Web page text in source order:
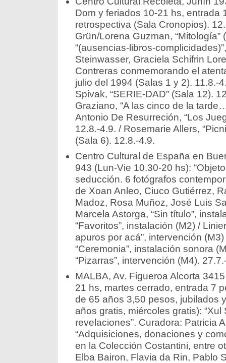
Dom y feriados 10-21 hs, entrada
retrospectiva (Sala Cronopios).
Grün/Lorena Guzman, “Mitología”
“(ausencias-libros-
Steinwasser, Graciela Schifrin
Contreras conmemorando el
julio del 1994 (Salas 1 y 2). 11.8.-
Spivak, “SERIE-DAD” (Sala 12).
Graziano, “A las cinco de la
Antonio De Resurreción, “Los
12.8.-4.9. / Rosemarie Allers,
(Sala 6). 12.8.-4.9.
Centro Cultural de España en
943 (Lun-Vie 10.30-20 hs):
seducción. 6 fotógrafos
de Xoan Anleo, Ciuco Gutiérrez,
Madoz, Rosa Muñoz, José Luis
Marcela Astorga, “Sin título”,
“Favoritos”, instalación (M2) /
apuros por acá”, intervención
“Ceremonia”, instalación sonora
“Pizarras”, intervención (M4).
MALBA, Av. Figueroa Alcorta
21 hs, martes cerrado, entrada 7
de 65 años 3,50 pesos, jubilados
años gratis, miércoles gratis): “Xul
revelaciones”. Curadora: Patricia
“Adquisiciones, donaciones y
en la Colección Costantini, entre
Elba Bairon, Flavia da Rin, Pablo